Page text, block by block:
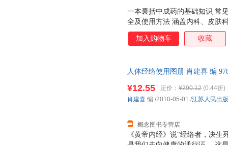
一本囊括中成药的基础知识 常
全及使用方法 涵盖内科、皮肤
大类别，50余种常见病，全家
效更快，效果更好 纠正日常用
一定比便宜的好 7 那些被 封神
加入购物车 收藏
人体经络使用图册 肖建喜 编
《黄帝内经》说“经络者，决
¥12.55 定价： ¥290.12 (0.44折)
概念图书专营店
肖建喜 编 /2010-05-01 /江苏人民出